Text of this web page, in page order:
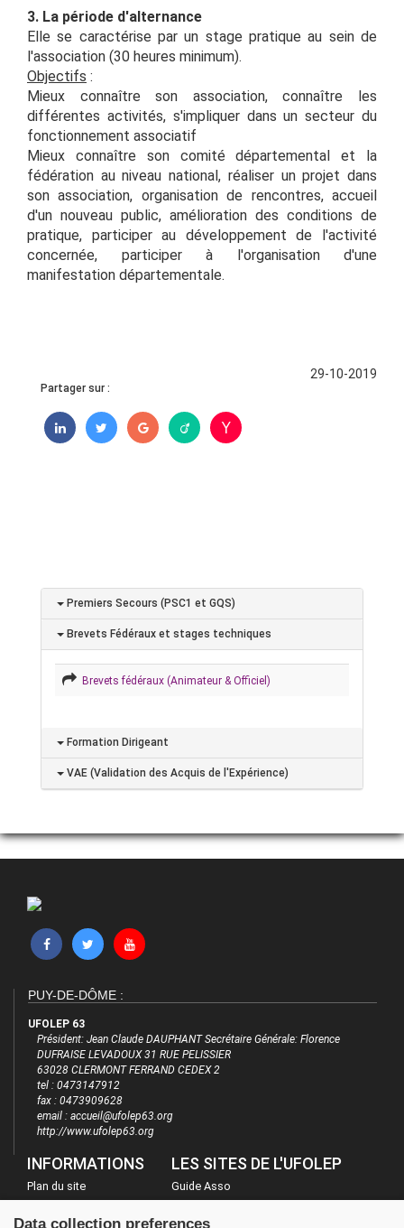
3. La période d'alternance
Elle se caractérise par un stage pratique au sein de
l'association (30 heures minimum).
Objectifs :
Mieux connaître son association, connaître les
différentes activités, s'impliquer dans un secteur du
fonctionnement associatif
Mieux connaître son comité départemental et la
fédération au niveau national, réaliser un projet dans
son association, organisation de rencontres, accueil
d'un nouveau public, amélioration des conditions de
pratique, participer au développement de l'activité
concernée, participer à l'organisation d'une
manifestation départementale.
29-10-2019
Partager sur :
Premiers Secours (PSC1 et GQS)
Brevets Fédéraux et stages techniques
Brevets fédéraux (Animateur & Officiel)
Formation Dirigeant
VAE (Validation des Acquis de l'Expérience)
PUY-DE-DÔME :
UFOLEP 63
Président: Jean Claude DAUPHANT Secrétaire Générale: Florence
DUFRAISE LEVADOUX 31 RUE PELISSIER
63028 CLERMONT FERRAND CEDEX 2
tel : 0473147912
fax : 0473909628
email : accueil@ufolep63.org
http://www.ufolep63.org
INFORMATIONS
Plan du site
LES SITES DE L'UFOLEP
Guide Asso
Data collection preferences